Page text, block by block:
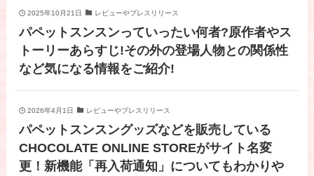
2025年10月21日 レビューやプレスリリース
パペットスンスンっていったい何者?原作者やス
トーリーあらすじ!その外の登場人物との関係性
など気になる情報をご紹介!
2026年4月1日 レビューやプレスリリース
パペットスンスングッズなどを販売している
CHOCOLATE ONLINE STOREがサイト名変
更！新機能「再入荷通知」についてもわかりや